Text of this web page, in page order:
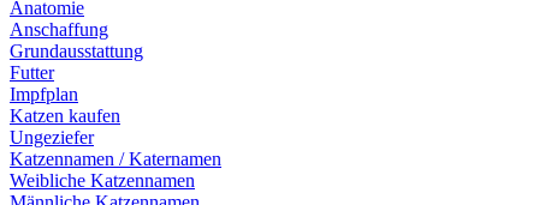
Anatomie
Anschaffung
Grundausstattung
Futter
Impfplan
Katzen kaufen
Ungeziefer
Katzennamen / Katernamen
Weibliche Katzennamen